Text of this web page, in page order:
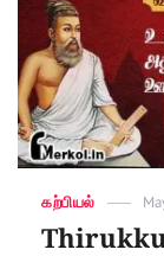
Categories
கற்பியல்